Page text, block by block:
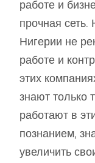
работе и
прочная
Нигерии не
работе и
этих
знают только
работают в
познанием,
увеличить